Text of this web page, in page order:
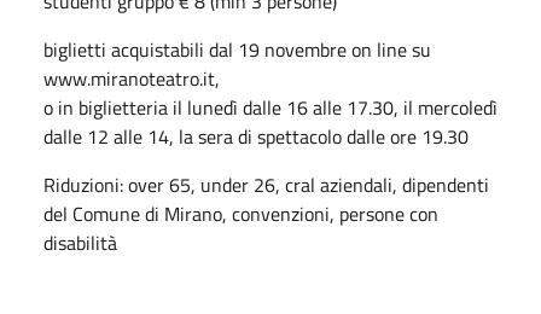
biglietti acquistabili dal 19 novembre on line su
www.miranoteatro.it,
o in biglietteria il lunedì dalle 16 alle 17.30, il mercoledì
dalle 12 alle 14, la sera di spettacolo dalle ore 19.30
Riduzioni: over 65, under 26, cral aziendali, dipendenti
del Comune di Mirano, convenzioni, persone con
disabilità